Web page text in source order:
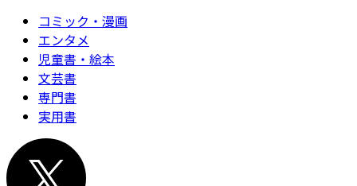
コミック・漫画
エンタメ
児童書・絵本
文芸書
専門書
実用書